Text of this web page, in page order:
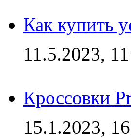
Как купить
11.5.2023,
Кроссовки
15.1.2023,